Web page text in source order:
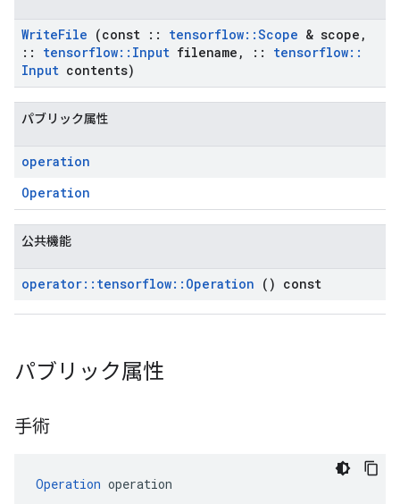
WriteFile (const :: tensorflow::Scope & scope ,
::
tensorflow:: Input filename , :: tensorflow::
Input contents)
パブリック属性
operation
Operation
公共機能
operator:: tensorflow:: Operation () const
パブリック属性
手術
Operation operation